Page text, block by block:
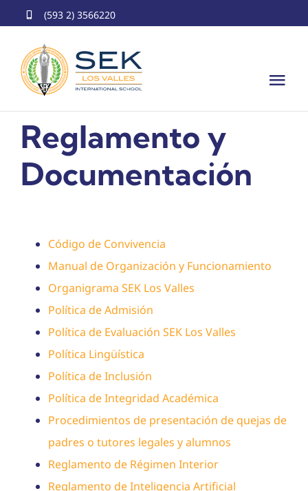
content
(593 2) 3566220
Programas Internacionales
Contacto
Admisiones
Reglamento y
Documentación
Código de Convivencia
Manual de Organización y Funcionamiento
Organigrama SEK Los Valles
Política de Admisión
Política de Evaluación SEK Los Valles
Política Lingüística
Política de Inclusión
Política de Integridad Académica
Procedimientos de presentación de quejas de
padres o tutores legales y alumnos
Reglamento de Régimen Interior
Reglamento de Inteligencia Artificial